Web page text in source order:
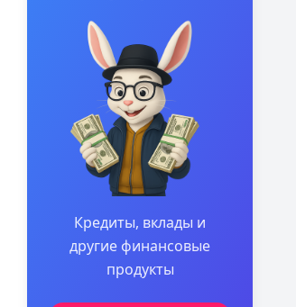
Кредиты, вклады и
другие финансовые
продукты